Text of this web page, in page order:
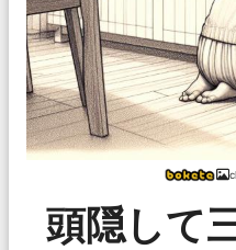
頭隠して